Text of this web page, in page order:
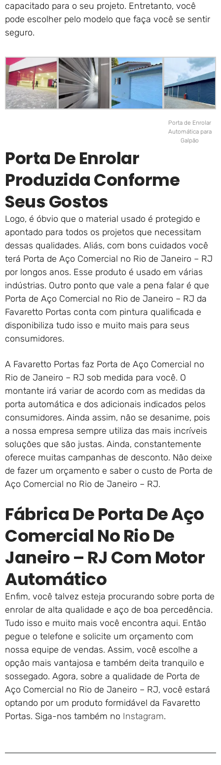
capacitado para o seu projeto. Entretanto, você
pode escolher pelo modelo que faça você se sentir
seguro.
Porta de Enrolar
Automática para
Galpão
Porta De Enrolar
Produzida Conforme
Seus Gostos
Logo, é óbvio que o material usado é protegido e
apontado para todos os projetos que necessitam
dessas qualidades. Aliás, com bons cuidados você
terá Porta de Aço Comercial no Rio de Janeiro – RJ
por longos anos. Esse produto é usado em várias
indústrias. Outro ponto que vale a pena falar é que
Porta de Aço Comercial no Rio de Janeiro – RJ da
Favaretto Portas conta com pintura qualificada e
disponibiliza tudo isso e muito mais para seus
consumidores.
A Favaretto Portas faz Porta de Aço Comercial no
Rio de Janeiro – RJ sob medida para você. O
montante irá variar de acordo com as medidas da
porta automática e dos adicionais indicados pelos
consumidores. Ainda assim, não se desanime, pois
a nossa empresa sempre utiliza das mais incríveis
soluções que são justas. Ainda, constantemente
oferece muitas campanhas de desconto. Não deixe
de fazer um orçamento e saber o custo de Porta de
Aço Comercial no Rio de Janeiro – RJ.
Fábrica De Porta De Aço
Comercial No Rio De
Janeiro – RJ Com Motor
Automático
Enfim, você talvez esteja procurando sobre porta de
enrolar de alta qualidade e aço de boa percedência.
Tudo isso e muito mais você encontra aqui. Então
pegue o telefone e solicite um orçamento com
nossa equipe de vendas. Assim, você escolhe a
opção mais vantajosa e também deita tranquilo e
sossegado. Agora, sobre a qualidade de Porta de
Aço Comercial no Rio de Janeiro – RJ, você estará
optando por um produto formidável da Favaretto
Portas. Siga-nos também no Instagram.